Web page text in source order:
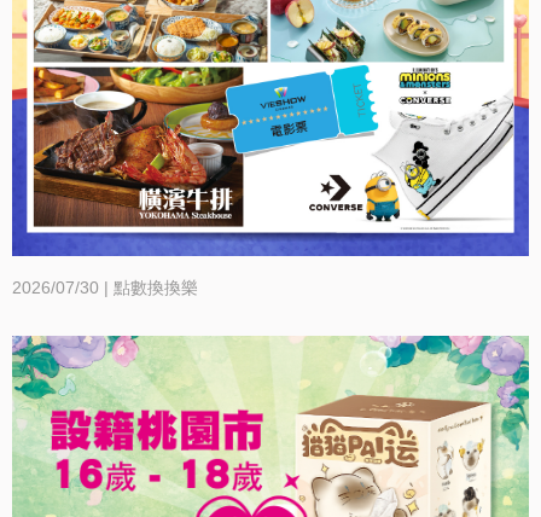
2026/07/30 | 點數換換樂